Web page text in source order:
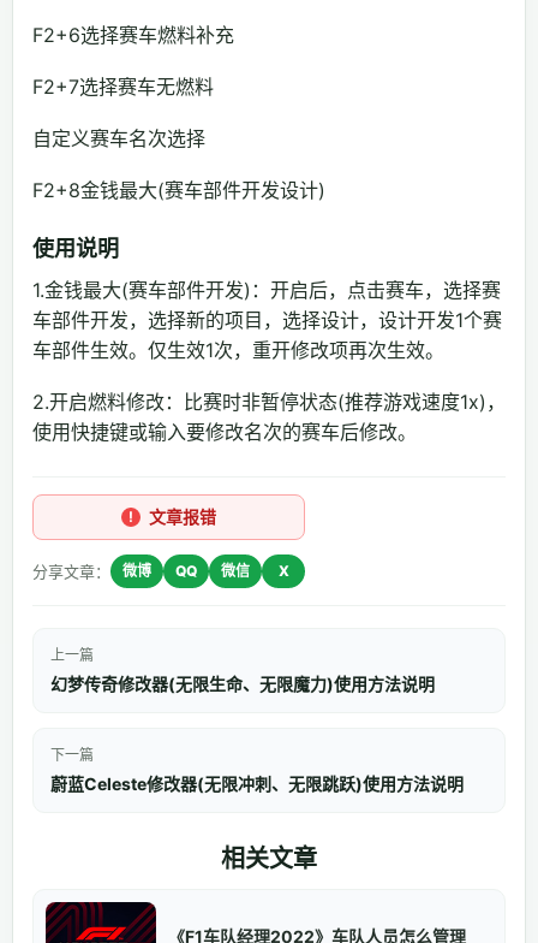
F2+6选择赛车燃料补充
F2+7选择赛车无燃料
自定义赛车名次选择
F2+8金钱最大(赛车部件开发设计)
使用说明
1.金钱最大(赛车部件开发)：开启后，点击赛车，选择赛
车部件开发，选择新的项目，选择设计，设计开发1个赛
车部件生效。仅生效1次，重开修改项再次生效。
2.开启燃料修改：比赛时非暂停状态(推荐游戏速度1x)，
使用快捷键或输入要修改名次的赛车后修改。
文章报错
分享文章： 微博 QQ 微信 X
上一篇
幻梦传奇修改器(无限生命、无限魔力)使用方法说明
下一篇
蔚蓝Celeste修改器(无限冲刺、无限跳跃)使用方法说明
相关文章
《F1车队经理2022》车队人员怎么管理